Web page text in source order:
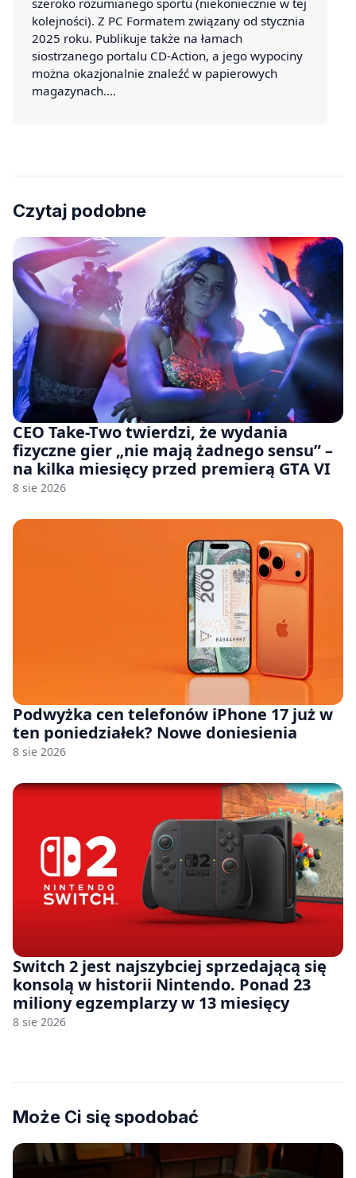
kolejności). Z PC Formatem związany od stycznia
2025 roku. Publikuje także na łamach
siostrzanego portalu CD-Action, a jego wypociny
można okazjonalnie znaleźć w papierowych
magazynach.…
Czytaj podobne
CEO Take-Two twierdzi, że wydania
fizyczne gier „nie mają żadnego sensu” –
na kilka miesięcy przed premierą GTA VI
8 sie 2026
Podwyżka cen telefonów iPhone 17 już w
ten poniedziałek? Nowe doniesienia
8 sie 2026
Switch 2 jest najszybciej sprzedającą się
konsolą w historii Nintendo. Ponad 23
miliony egzemplarzy w 13 miesięcy
8 sie 2026
Może Ci się spodobać